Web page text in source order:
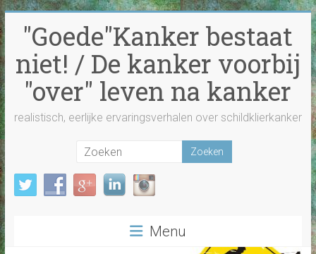
Ga
naar
inhoud"Goede"Kanker bestaat
niet! / De kanker voorbij
"over" leven na kanker
realistisch, eerlijke ervaringsverhalen over schildklierkanker
Menu